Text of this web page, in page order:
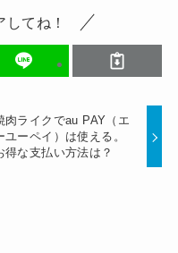
てね！
肉ライクでau PAY（エ
ユーペイ）は使える。
得な支払い方法は？